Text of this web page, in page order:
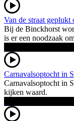
Van de straat
Bij de Binckhorst
is er een noodzaak
Carnavalsoptocht in
Carnavalsoptocht in
kijken waard.